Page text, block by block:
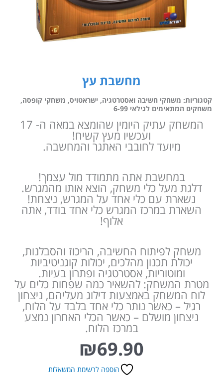
מחשבת עץ
קטגוריות: משחקי חשיבה ואסטרטגיה, ישראטויס, משחקי קופסה,
משחקים המתאימים לגילאי 6-99
המשחק עתיק היומין שהומצא במאה ה- 17
ועכשיו מעץ קשיח!
מיועד לחובבי האתגר והמחשבה.
במחשבת אתה מתמודד מול עצמך!
דלגת מעל כלי משחק, הוצא אותו מהמגרש.
נשארת עם כלי אחד על המגרש, ניצחת!
השארת במרכז המגרש כלי אחד בודד, אתה
אלוף!
משחק לפיתוח החשיבה, הריכוז והסבלנות,
יכולת תכנון מהלכים, יכולות קוגניטיביות
ומוטוריות, אסטרטגיה ופתרון בעיות.
מטרת המשחק: להשאיר כמה שפחות כלים על
לוח המשחק באמצעות דילוג מעליהם, ניצחון
רגיל – כאשר נותר כלי אחד בלבד על הלוח,
ניצחון מושלם – כאשר הכלי האחרון נמצע
במרכז הלוח.
₪69.90
הוספה לרשימת המשאלות